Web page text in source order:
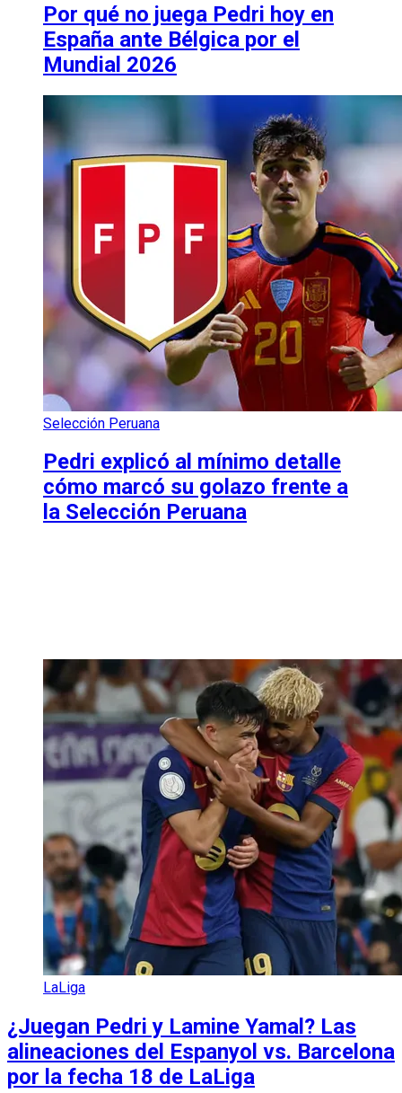
Por qué no juega Pedri hoy en
España ante Bélgica por el
Mundial 2026
Selección Peruana
Pedri explicó al mínimo detalle
cómo marcó su golazo frente a
la Selección Peruana
LaLiga
¿Juegan Pedri y Lamine Yamal? Las
alineaciones del Espanyol vs. Barcelona
por la fecha 18 de LaLiga